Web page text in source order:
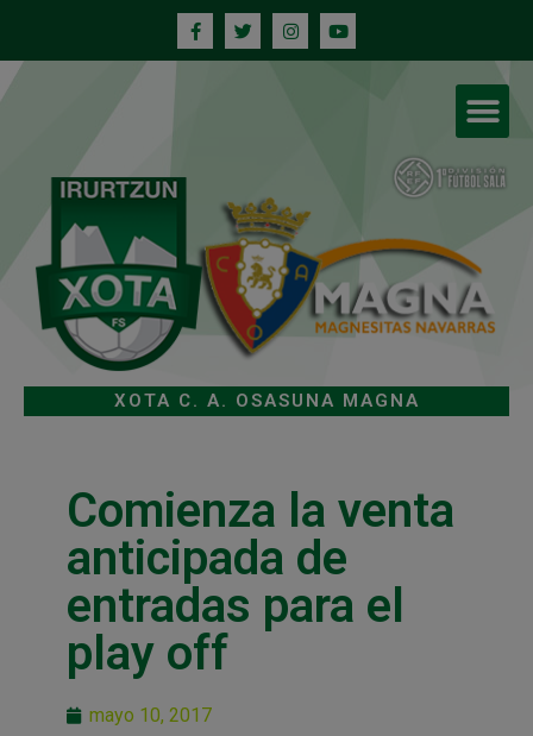
XOTA C. A. OSASUNA MAGNA
Comienza la venta
anticipada de
entradas para el
play off
mayo 10, 2017